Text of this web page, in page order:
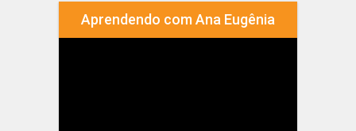
Aprendendo com Ana Eugênia